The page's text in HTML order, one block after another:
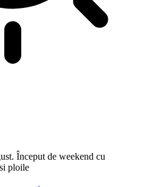
Început de weekend cu
ploile